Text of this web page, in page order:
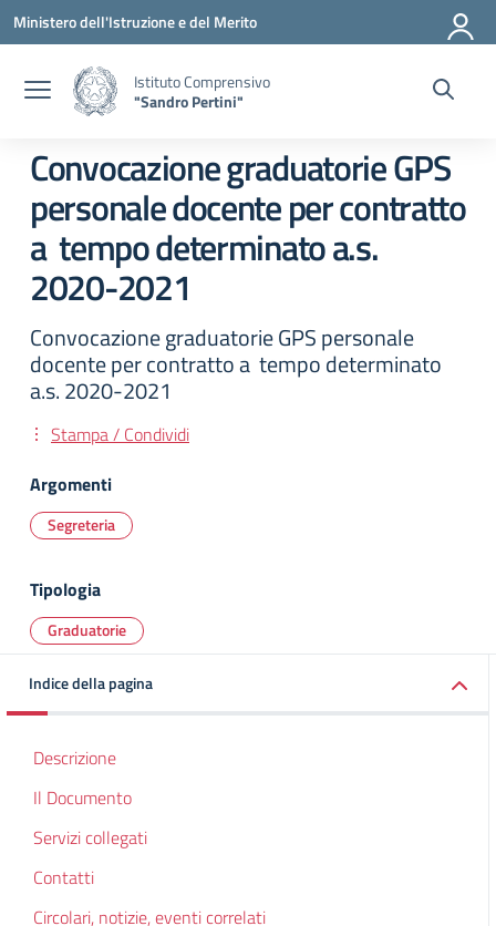
Vai ai contenuti
Vai al menu di navigazione
Vai al footer
Ministero dell'Istruzione e del Merito
Istituto Comprensivo
"Sandro Pertini"
Convocazione graduatorie GPS
personale docente per contratto
a tempo determinato a.s.
2020-2021
Convocazione graduatorie GPS personale
docente per contratto a tempo determinato
a.s. 2020-2021
Stampa / Condividi
Argomenti
Segreteria
Tipologia
Graduatorie
Indice della pagina
Descrizione
Il Documento
Servizi collegati
Contatti
Circolari, notizie, eventi correlati